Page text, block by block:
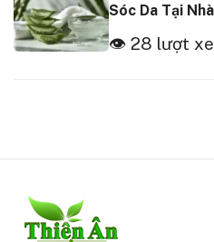
Sóc Da Tại Nhà
👁 28 lượt